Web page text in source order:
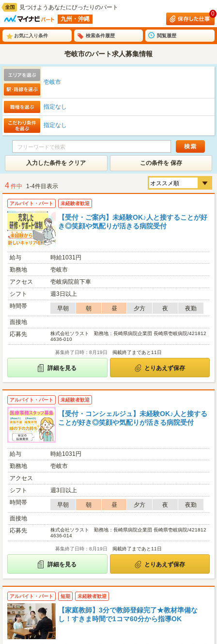
見つけようあなたにぴったりのパート
九州・沖縄
0
お気に入り条件 検索条件履歴 閲覧履歴
壱岐市のパート求人募集情報
壱岐市
指定なし
指定なし
入力した条件を クリア この条件を 保存
4 件中 1-4件目表示
アルバイト・パート 未経験者歓迎
【受付・ご案内】未経験OK♪人と接することが好
き◎笑顔や気配りが活きる病院受付
給与
時給1031円
勤務地
壱岐市
アクセス
壱岐病院前下車
シフト
週3日以上
時間帯
早朝 朝 昼 夕方 夜
夜勤
面接地
応募先
株式会社ソラスト 勤務地：長崎県病院企業団 長崎県壱岐病院/421812
4636-010
募集終了日時：8月19日 掲載終了まであと11日
詳細を見る とりあえず保存
アルバイト・パート 未経験者歓迎
【受付・コンシェルジュ】未経験OK♪人と接する
ことが好き◎笑顔や気配りが活きる病院受付
給与
時給1031円
勤務地
壱岐市
アクセス
シフト
週3日以上
時間帯
早朝 朝 昼 夕方 夜
夜勤
面接地
応募先
株式会社ソラスト 勤務地：長崎県病院企業団 長崎県壱岐病院/421812
4636-014
募集終了日時：8月19日 掲載終了まであと11日
詳細を見る とりあえず保存
アルバイト・パート 短期 未経験者歓迎
【家庭教師】3分で教師登録完了★教材準備な
し！すきま時間で1コマ60分から指導OK